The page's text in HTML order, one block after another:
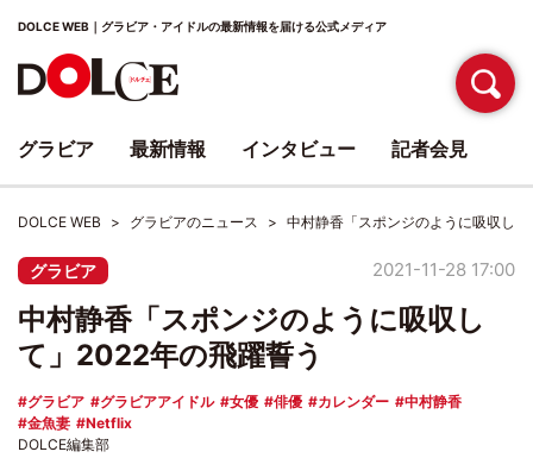
DOLCE WEB｜グラビア・アイドルの最新情報を届ける公式メディア
DOLCE WEB グラビアのニュース 中村静香「スポンジのように吸収し
グラビア 2021-11-28 17:00
中村静香「スポンジのように吸収し
て」2022年の飛躍誓う
グラビア グラビアアイドル 女優 俳優 カレンダー
中村静香
金魚妻
Netflix
DOLCE編集部
グラビア 最新情報 インタビュー 記者会見